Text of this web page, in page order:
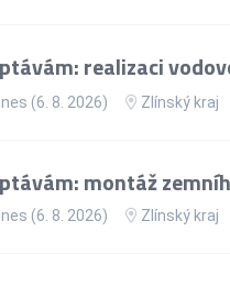
realizaci
(6. 8. 2026) Zlínský kraj
montáž
(6. 8. 2026) Zlínský kraj